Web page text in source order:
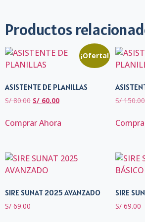
Productos
¡Oferta!
ASISTENTE DE PLANILLAS
S/80.00 S/ 60.00
Comprar Ahora
S/150.00
SIRE SUNAT 2025 AVANZADO
S/ 69.00
SIRE
S/69.00